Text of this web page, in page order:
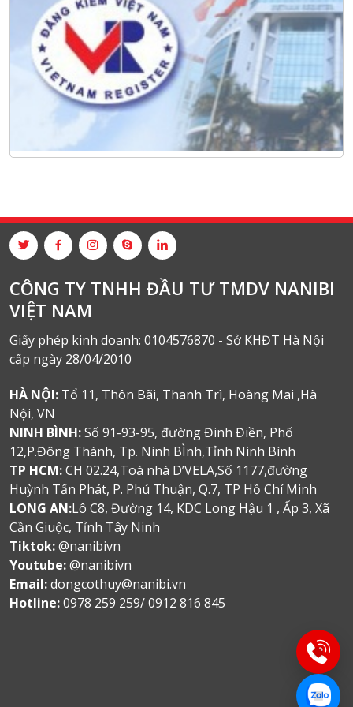
CÔNG TY TNHH ĐẦU TƯ TMDV NANIBI
VIỆT NAM
Giấy phép kinh doanh: 0104576870 - Sở KHĐT Hà Nội
cấp ngày 28/04/2010
HÀ NỘI: Tổ 11, Thôn Bãi, Thanh Trì, Hoàng Mai ,Hà
Nội, VN
NINH BÌNH:Số 91-93-95, đường Đinh Điền, Phố
12,P.Đông Thành, Tp. Ninh BÌnh,Tỉnh Ninh Bình
TP HCM:CH 02.24,Toà nhà D’VELA,Số 1177,đường
Huỳnh Tấn Phát, P. Phú Thuận, Q.7, TP Hồ Chí Minh
LONG AN:Lô C8, Đường 14, KDC Long Hậu 1 , Ấp 3, Xã
Cần Giuộc, Tỉnh Tây Ninh
Tiktok:@nanibivn
Youtube:@nanibivn
Email:dongcothuy@nanibi.vn
Hotline:0978 259 259/ 0912 816 845